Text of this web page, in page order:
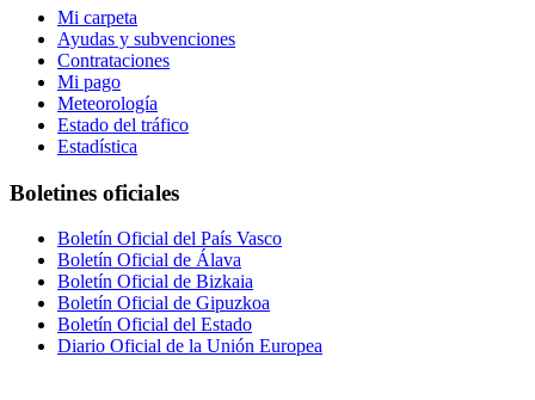
Mi carpeta
Ayudas y subvenciones
Contrataciones
Mi pago
Meteorología
Estado del tráfico
Estadística
Boletines oficiales
Boletín Oficial del País Vasco
Boletín Oficial de Álava
Boletín Oficial de Bizkaia
Boletín Oficial de Gipuzkoa
Boletín Oficial del Estado
Diario Oficial de la Unión Europea